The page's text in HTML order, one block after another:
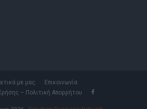
με μας
Επικοινωνία
– Πολιτική Απορρήτου